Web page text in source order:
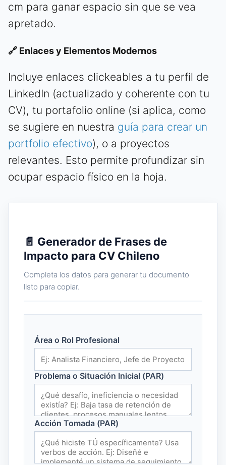
cm para ganar espacio sin que se vea
apretado.
🔗 Enlaces y Elementos Modernos
Incluye enlaces clickeables a tu perfil de
LinkedIn (actualizado y coherente con tu
CV), tu portafolio online (si aplica, como
se sugiere en nuestra guía para crear un
portfolio efectivo), o a proyectos
relevantes. Esto permite profundizar sin
ocupar espacio físico en la hoja.
📄 Generador de Frases de
Impacto para CV Chileno
Completa los datos para generar tu documento
listo para copiar.
Área o Rol Profesional
Problema o Situación Inicial (PAR)
Acción Tomada (PAR)